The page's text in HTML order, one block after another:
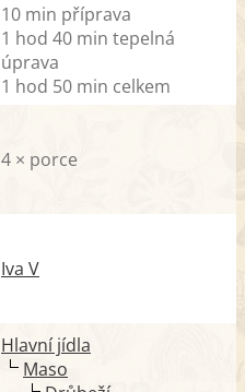
10 min příprava
1 hod 40 min tepelná
úprava
1 hod 50 min celkem
4 × porce
Iva V
Hlavní jídla
Maso